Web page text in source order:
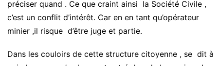
préciser quand . Ce que craint ainsi la Société Civile ,
c’est un conflit d’intérêt. Car en en tant qu’opérateur
minier ,il risque d’être juge et partie.
Dans les couloirs de cette structure citoyenne , se dit à